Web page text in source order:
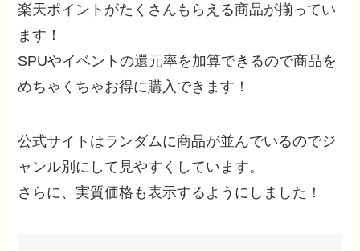
楽天ポイントがたくさんもらえる商品が揃ってい
ます！
SPUやイベントの還元率を加算できるので商品を
めちゃくちゃお得に購入できます！
公式サイトはランダムに商品が並んでいるのでジ
ャンル別にして見やすくしています。
さらに、実質価格も表示するようにしました！